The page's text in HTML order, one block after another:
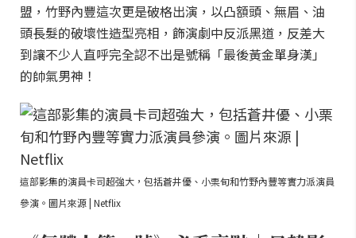
盟，竹野內豐這次更是破格出演，以凸額頭、無眉、油
頭長髮的破壞性造型亮相，飾演劇中反派黑道，反差大
到讓不少人直呼完全認不出是號稱「最後黃金單身漢」
的帥氣男神！
這部影集的演員卡司超強大，包括蒼井優、小栗旬和竹野內豐等實力派演員
參演。圖片來源 | Netflix